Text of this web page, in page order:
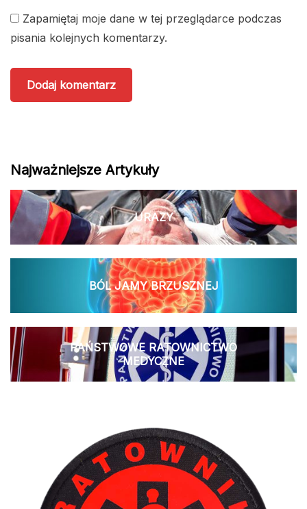
Zapamiętaj moje dane w tej przeglądarce podczas
pisania kolejnych komentarzy.
Najważniejsze Artykuły
URAZY
BÓL JAMY BRZUSZNEJ
PAŃSTWOWE RATOWNICTWO
MEDYCZNE